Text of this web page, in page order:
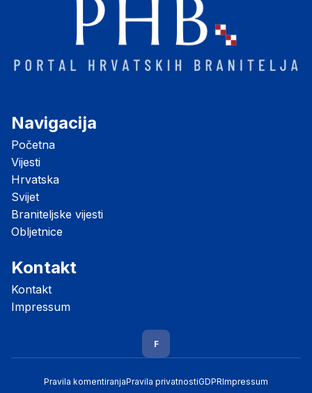
Navigacija
Početna
Vijesti
Hrvatska
Svijet
Braniteljske vijesti
Obljetnice
Kontakt
Kontakt
Impressum
F
Pravila komentiranjaPravila privatnostiGDPRImpressum